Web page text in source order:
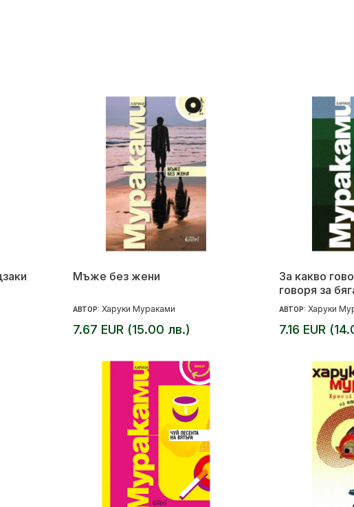
Мъже без жени
АВТОР: Харуки Мураками
7.67 EUR (15.00 лв.)
За какво
говоря за
АВТОР: Харуки
7.16 EUR